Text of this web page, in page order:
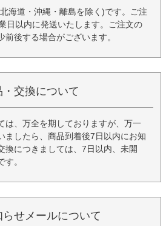
海道・沖縄・離島を除く)です。ご注
日以内に発送いたします。ご注文の
後する場合がございます。
・交換について
は、万全を期しておりますが、万一
ましたら、商品到着後7日以内にお知
換につきましては、7日以内、未開
。
らせメールについて